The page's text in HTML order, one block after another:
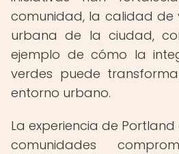
comunidad, la calidad de
urbana de la ciudad,
ejemplo de cómo la
verdes puede
entorno urbano.
La experiencia de
comunidades